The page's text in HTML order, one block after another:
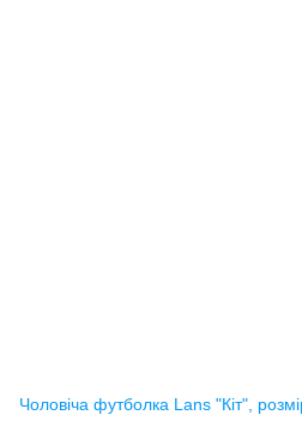
Чоловіча футболка Lans "Кіт",